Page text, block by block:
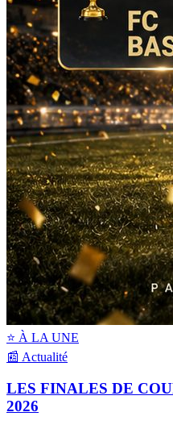
⭐ À LA UNE
📰 Actualité
LES FINALES DE
2026